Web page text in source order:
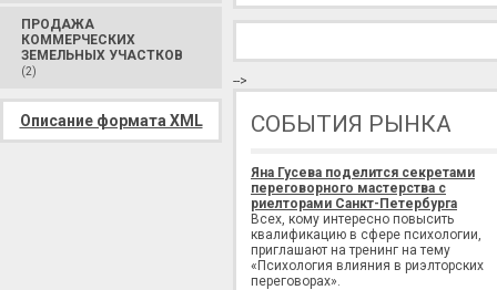
ПРОДАЖА
КОММЕРЧЕСКИХ
ЗЕМЕЛЬНЫХ УЧАСТКОВ
(2)
Описание формата XML
-->
СОБЫТИЯ РЫНКА
Яна Гусева поделится секретами
переговорного мастерства с
риелторами Санкт-Петербурга
Всех, кому интересно повысить
квалификацию в сфере психологии,
приглашают на тренинг на тему
«Психология влияния в риэлторских
переговорах».